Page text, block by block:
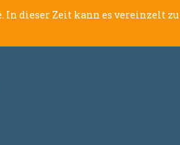
In dieser Zeit kann es vereinzelt